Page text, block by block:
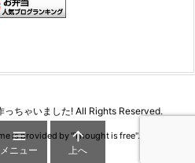
っちゃいました! All Rights Reserved.
is provided by "Thought is free".

メニュー

上へ